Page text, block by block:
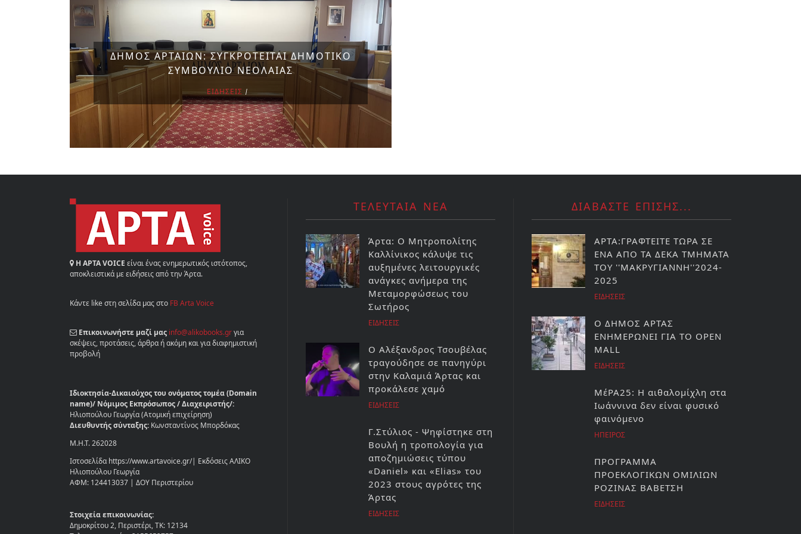
ΔΗΜΟΣ ΑΡΤΑΙΩΝ: ΣΥΓΚΡΟΤΕΙΤΑΙ ΔΗΜΟΤΙΚΟ
ΣΥΜΒΟΥΛΙΟ ΝΕΟΛΑΙΑΣ
ΕΙΔΗΣΕΙΣ
Η ΑΡΤΑ VOICE είναι ένας ενημερωτικός ιστότοπος,
αποκλειστικά με ειδήσεις από την Άρτα.
Κάντε like στη σελίδα μας στο FB Arta Voice
Επικοινωνήστε μαζί μας info@alikobooks.grγια
σκέψεις, προτάσεις, άρθρα ή ακόμη και για διαφημιστική
προβολή
Ιδιοκτησία-Δικαιούχος του ονόματος τομέα (Domain
name)/ Νόμιμος Εκπρόσωπος / Διαχειριστής/:
Ηλιοπούλου Γεωργία (Ατομική επιχείρηση)
Διευθυντής σύνταξης: Κωνσταντίνος Μπορδόκας
Μ.Η.Τ. 262028
Ιστοσελίδα https://www.artavoice.gr/| Εκδόσεις ΑΛΙΚΟ
Ηλιοπούλου Γεωργία
ΑΦΜ: 124413037 | ΔΟΥ Περιστερίου
Στοιχεία επικοινωνίας:
Δημοκρίτου 2, Περιστέρι, ΤΚ: 12134
ΤΕΛΕΥΤΑΙΑ ΝΕΑ
Άρτα: Ο Μητροπολίτης
Καλλίνικος κάλυψε τις
αυξημένες λειτουργικές
ανάγκες ανήμερα της
Μεταμορφώσεως του
Σωτήρος
ΕΙΔΗΣΕΙΣ
Ο Αλέξανδρος Τσουβέλας
τραγούδησε σε πανηγύρι
στην Καλαμιά Άρτας και
προκάλεσε χαμό
ΕΙΔΗΣΕΙΣ
Γ.Στύλιος - Ψηφίστηκε στη
Βουλή η τροπολογία για
αποζημιώσεις τύπου
«Daniel» και «Elias» του
2023 στους αγρότες της
Άρτας
ΕΙΔΗΣΕΙΣ
ΔΙΑΒΑΣΤΕ ΕΠΙΣΗΣ...
ΑΡΤΑ:ΓΡΑΦΤΕΙΤΕ ΤΩΡΑ ΣΕ
ΕΝΑ ΑΠΟ ΤΑ ΔΕΚΑ ΤΜΗΜΑΤΑ
ΤΟΥ ''ΜΑΚΡΥΓΙΑΝΝΗ''2024-
2025
ΕΙΔΗΣΕΙΣ
Ο ΔΗΜΟΣ ΑΡΤΑΣ
ΕΝΗΜΕΡΩΝΕΙ ΓΙΑ ΤΟ OPEN
MALL
ΕΙΔΗΣΕΙΣ
ΜέΡΑ25: Η αιθαλομίχλη στα
Ιωάννινα δεν είναι φυσικό
φαινόμενο
ΗΠΕΙΡΟΣ
ΠΡΟΓΡΑΜΜΑ
ΠΡΟΕΚΛΟΓΙΚΩΝ ΟΜΙΛΙΩΝ
ΡΟΖΙΝΑΣ ΒΑΒΕΤΣΗ
ΕΙΔΗΣΕΙΣ